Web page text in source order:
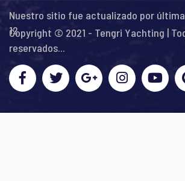
Nuestro sitio fue actualizado por
12
Copyright © 2021 - Tengri Yachting |
reservados...